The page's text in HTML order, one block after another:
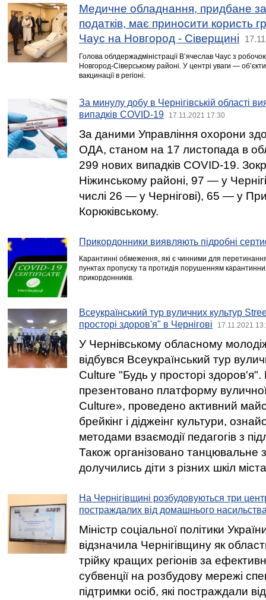
Медичне обладнання, придбане за
податків, має приносити користь
Чаус на Новгород - Сіверщині
Голова облдержадміністрації В’ячеслав Чаус з
Новгород-Сіверському районі. У центрі уваги —
вакцинації в регіоні.
За минулу добу в Чернігівській області
випадків COVID-19
17.11.2021 17:30
За даними Управління охорони
ОДА, станом на 17 листопада в
299 нових випадків COVID-19.
Ніжинському районі, 97 — у
числі 26 — у Чернігові), 65 — у
Корюківському.
Прикордонники виявляють підробні
Карантинні обмеження, які є чинними для
пунктах пропуску та протидія порушенням
прикордонників.
Всеукраїнський тур вуличних культур
просторі здоров'я" в Чернігові
17.11.2021
У Чернівському обласному
відбувся Всеукраїнський тур
Culture "Будь у просторі здоров'я".
презентовано платформу
Culture», проведено активний
брейкінг і діджеінг культури,
методами взаємодії педагогів з
Також організовано танцювальне
долучились діти з різних шкіл
На Чернігівщині розбудовуються три
постраждалих від домашнього
Міністр соціальної політики
відзначила Чернігівщину як
трійку кращих регіонів за
субвенції на розбудову мережі
підтримки осіб, які постраждали